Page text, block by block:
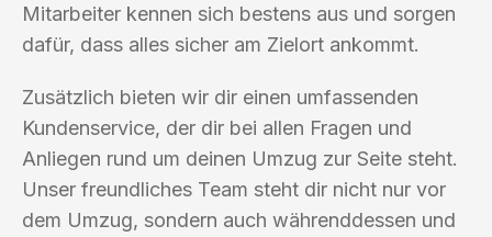
Mitarbeiter kennen sich bestens aus und sorgen
dafür, dass alles sicher am Zielort ankommt.
Zusätzlich bieten wir dir einen umfassenden
Kundenservice, der dir bei allen Fragen und
Anliegen rund um deinen Umzug zur Seite steht.
Unser freundliches Team steht dir nicht nur vor
dem Umzug, sondern auch währenddessen und